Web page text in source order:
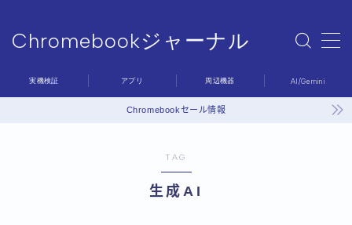
Chromebookジャーナル
Chromebookジャーナル
Sample Page
デモプリセット記事 #6
有料記事の決済完了ページ
実機検証 アプリ 周辺機器 AI/Gemini
Chromebookセール情報
TAG
生成AI